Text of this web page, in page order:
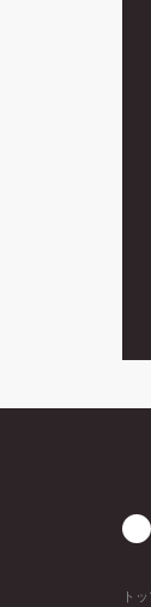
ト